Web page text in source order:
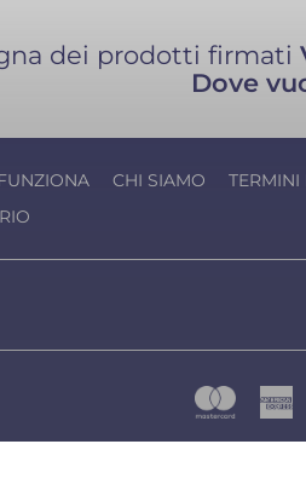
dei prodotti firmati
Dove
CHI SIAMO